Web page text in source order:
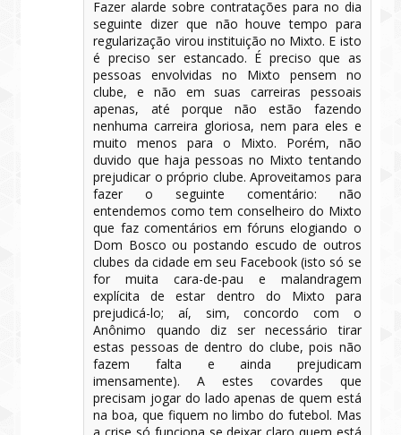
Fazer alarde sobre contratações para no dia
seguinte dizer que não houve tempo para
regularização virou instituição no Mixto. E isto
é preciso ser estancado. É preciso que as
pessoas envolvidas no Mixto pensem no
clube, e não em suas carreiras pessoais
apenas, até porque não estão fazendo
nenhuma carreira gloriosa, nem para eles e
muito menos para o Mixto. Porém, não
duvido que haja pessoas no Mixto tentando
prejudicar o próprio clube. Aproveitamos para
fazer o seguinte comentário: não
entendemos como tem conselheiro do Mixto
que faz comentários em fóruns elogiando o
Dom Bosco ou postando escudo de outros
clubes da cidade em seu Facebook (isto só se
for muita cara-de-pau e malandragem
explícita de estar dentro do Mixto para
prejudicá-lo; aí, sim, concordo com o
Anônimo quando diz ser necessário tirar
estas pessoas de dentro do clube, pois não
fazem falta e ainda prejudicam
imensamente). A estes covardes que
precisam jogar do lado apenas de quem está
na boa, que fiquem no limbo do futebol. Mas